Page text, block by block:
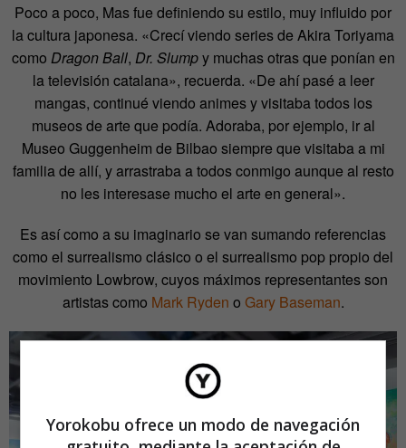
Poco a poco, Mas fue definiendo su estilo, muy influido por
la cultura japonesa. «Crecí viendo series de Akira Toriyama
como Dragon Ball, Dr. Slumpy muchas otras que ponían en
la televisión catalana», recuerda. «De ahí pasé a leer
mangas, continué viendo animes y visitaba todos los
museos de arte que podía. Adoraba, por ejemplo, ir al
Museo Guggenheim de Bilbao siempre que visitaba a mi
familia de allí, y arrastraba a todos conmigo aunque al resto
no les interesase mucho el arte en general».
Es así como a su imaginario se van sumando referencias
como el surrealismo clásico o el surrealismo pop propio del
movimiento Lowbrow, cuyos máximos representantes son
artistas como Mark Ryden o Gary Baseman.
Yorokobu ofrece un modo de navegación